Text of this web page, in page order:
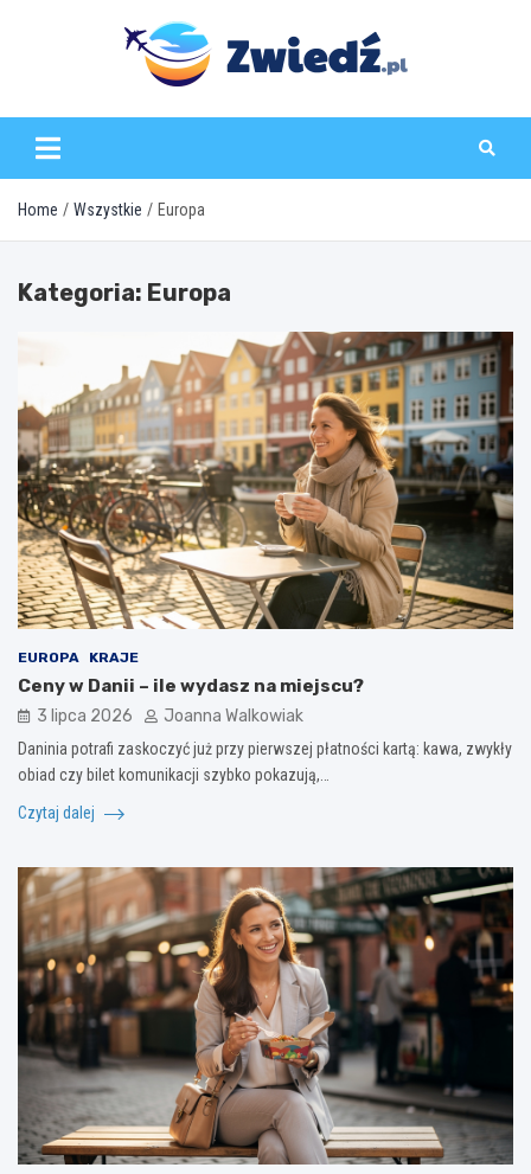
zwiedz.pl
Home Wszystkie Europa
Kategoria: Europa
EUROPA KRAJE
Ceny w Danii – ile wydasz na miejscu?
3 lipca 2026 Joanna Walkowiak
Daninia potrafi zaskoczyć już przy pierwszej płatności kartą: kawa, zwykły
obiad czy bilet komunikacji szybko pokazują,…
Czytaj dalej